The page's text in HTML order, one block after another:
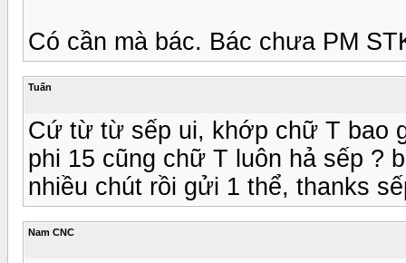
Có cần mà bác. Bác chưa PM
Tuấn
Cứ từ từ sếp ui, khớp chữ T bao
phi 15 cũng chữ T luôn hả sếp ?
nhiều chút rồi gửi 1 thể, thanks
Nam CNC